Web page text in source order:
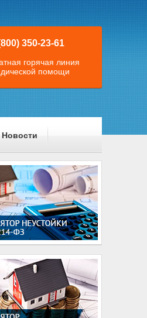
350-23-61
горячая линия
помощи
Новости